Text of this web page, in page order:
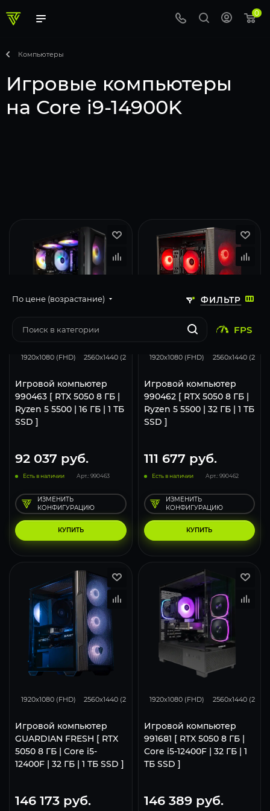
0
Компьютеры
Игровые компьютеры
на Core i9-14900K
ФИЛЬТР
По цене (возрастание)
FPS
1920x1080 (FHD) 2560x1440 (2K) 3840x2160 (4K)
Игровой компьютер
990463 [ RTX 5050 8 ГБ |
Ryzen 5 5500 | 16 ГБ | 1 ТБ
SSD ]
92 037 руб.
Есть в наличии Арт.: 990463
КУПИТЬ
ИЗМЕНИТЬ
КОНФИГУРАЦИЮ
1920x1080 (FHD) 2560x1440 (2K)
Игровой компьютер
990462 [ RTX 5050 8 ГБ |
Ryzen 5 5500 | 32 ГБ | 1 ТБ
SSD ]
111 677 руб.
Есть в наличии Арт.: 990462
КУПИТЬ
ИЗМЕНИТЬ
КОНФИГУРАЦИЮ
1920x1080 (FHD) 2560x1440 (2K) 3840x2160 (4K)
Игровой компьютер
GUARDIAN FRESH [ RTX
5050 8 ГБ | Core i5-
12400F | 32 ГБ | 1 ТБ SSD ]
146 173 руб.
1920x1080 (FHD) 2560x1440 (2K)
Игровой компьютер
991681 [ RTX 5050 8 ГБ |
Core i5-12400F | 32 ГБ | 1
ТБ SSD ]
146 389руб.